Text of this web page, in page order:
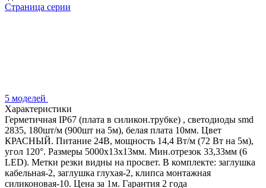
Страница серии
5 моделей
Характеристики
Герметичная IP67 (плата в силикон.трубке) , светодиоды smd
2835, 180шт/м (900шт на 5м), белая плата 10мм. Цвет
КРАСНЫЙ. Питание 24В, мощность 14,4 Вт/м (72 Вт на 5м),
угол 120°. Размеры 5000х13х13мм. Мин.отрезок 33,33мм (6
LED). Метки резки видны на просвет. В комплекте: заглушка
кабельная-2, заглушка глухая-2, клипса монтажная
силиконовая-10. Цена за 1м. Гарантия 2 года